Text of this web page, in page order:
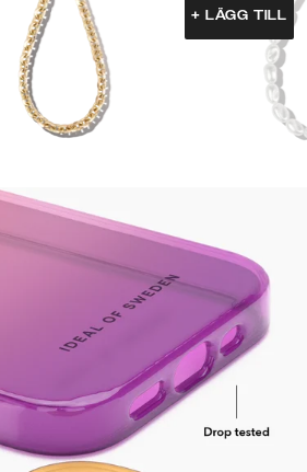
+ LÄGG TILL